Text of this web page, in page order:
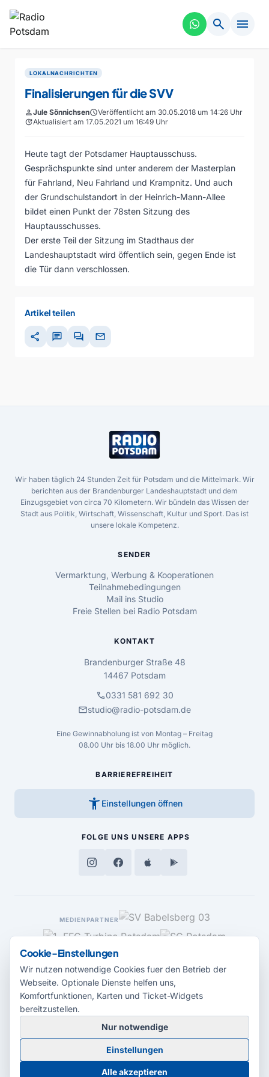
search menu
LOKALNACHRICHTEN
Finalisierungen für die SVV
personJule SönnichsenscheduleVeröffentlicht am 30.05.2018 um 14:26 Uhr
updateAktualisiert am 17.05.2021 um 16:49 Uhr
Heute tagt der Potsdamer Hauptausschuss.
Gesprächspunkte sind unter anderem der Masterplan
für Fahrland, Neu Fahrland und Krampnitz. Und auch
der Grundschulstandort in der Heinrich-Mann-Allee
bildet einen Punkt der 78sten Sitzung des
Hauptausschusses.
Der erste Teil der Sitzung im Stadthaus der
Landeshauptstadt wird öffentlich sein, gegen Ende ist
die Tür dann verschlossen.
Artikel teilen
share chat forum mail
Wir haben täglich 24 Stunden Zeit für Potsdam und die Mittelmark. Wir
berichten aus der Brandenburger Landeshauptstadt und dem
Einzugsgebiet von circa 70 Kilometern. Wir bündeln das Wissen der
Stadt aus Politik, Wirtschaft, Wissenschaft, Kultur und Sport. Das ist
unsere lokale Kompetenz.
SENDER
Vermarktung, Werbung & Kooperationen
Teilnahmebedingungen
Mail ins Studio
Freie Stellen bei Radio Potsdam
KONTAKT
Brandenburger Straße 48
14467 Potsdam
call0331 581 692 30
mailstudio@radio-potsdam.de
Eine Gewinnabholung ist von Montag – Freitag
08.00 Uhr bis 18.00 Uhr möglich.
BARRIEREFREIHEIT
accessibility_new Einstellungen öffnen
FOLGE UNS UNSERE APPS
MEDIENPARTNER
© 2026 Radio Potsdam. Webseite entwickelt durch dieMedienagentur
Babelsberg
BarrierefreiheitserklärungAGBDatenschutzImpressum
Cookie-Einstellungen
Wir nutzen notwendige Cookies fuer den Betrieb der
Webseite. Optionale Dienste helfen uns,
Komfortfunktionen, Karten und Ticket-Widgets
bereitzustellen.
Nur notwendige
Einstellungen
Alle akzeptieren